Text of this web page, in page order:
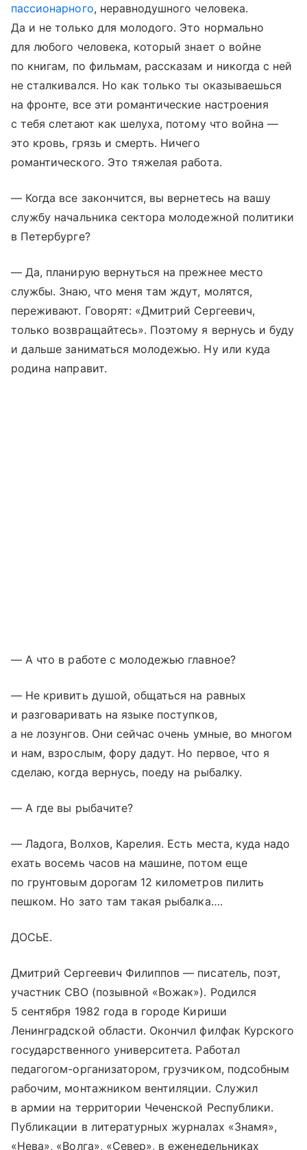
пассионарного, неравнодушного человека.
Да и не только для молодого. Это нормально
для любого человека, который знает о войне
по книгам, по фильмам, рассказам и никогда с ней
не сталкивался. Но как только ты оказываешься
на фронте, все эти романтические настроения
с тебя слетают как шелуха, потому что война —
это кровь, грязь и смерть. Ничего
романтического. Это тяжелая работа.
— Когда все закончится, вы вернетесь на вашу
службу начальника сектора молодежной политики
в Петербурге?
— Да, планирую вернуться на прежнее место
службы. Знаю, что меня там ждут, молятся,
переживают. Говорят: «Дмитрий Сергеевич,
только возвращайтесь». Поэтому я вернусь и буду
и дальше заниматься молодежью. Ну или куда
родина направит.
— А что в работе с молодежью главное?
— Не кривить душой, общаться на равных
и разговаривать на языке поступков,
а не лозунгов. Они сейчас очень умные, во многом
и нам, взрослым, фору дадут. Но первое, что я
сделаю, когда вернусь, поеду на рыбалку.
— А где вы рыбачите?
— Ладога, Волхов, Карелия. Есть места, куда надо
ехать восемь часов на машине, потом еще
по грунтовым дорогам 12 километров пилить
пешком. Но зато там такая рыбалка….
ДОСЬЕ.
Дмитрий Сергеевич Филиппов — писатель, поэт,
участник СВО (позывной «Вожак»). Родился
5 сентября 1982 года в городе Кириши
Ленинградской области. Окончил филфак Курского
государственного университета. Работал
педагогом-организатором, грузчиком, подсобным
рабочим, монтажником вентиляции. Служил
в армии на территории Чеченской Республики.
Публикации в литературных журналах «Знамя»,
«Нева», «Волга», «Север», в еженедельниках